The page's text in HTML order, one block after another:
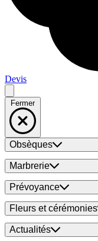
Devis
Fermer
Obsèques
Marbrerie
Prévoyance
Fleurs et cérémonies
Actualités